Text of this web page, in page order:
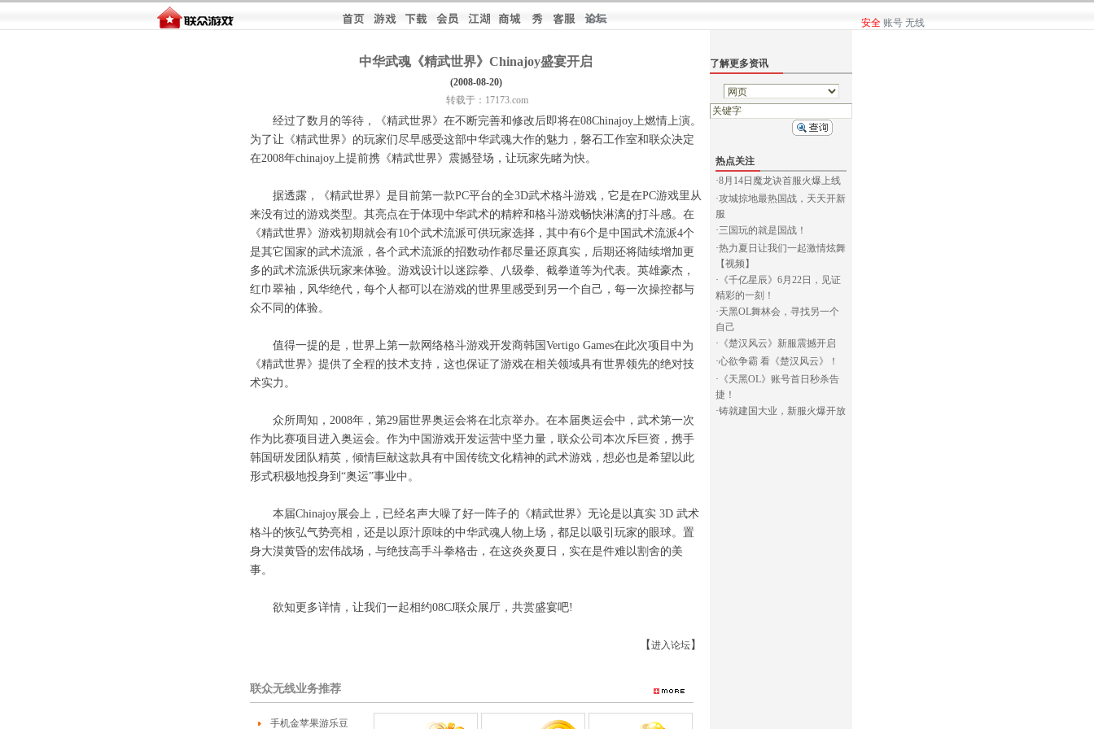
安全 账号 无线
中华武魂《精武世界》Chinajoy盛宴开启
(2008-08-20)
转载于：17173.com
经过了数月的等待，《精武世界》在不断完善和修改后即将在08Chinajoy上燃情上演。
为了让《精武世界》的玩家们尽早感受这部中华武魂大作的魅力，磐石工作室和联众决定
在2008年chinajoy上提前携《精武世界》震撼登场，让玩家先睹为快。
据透露，《精武世界》是目前第一款PC平台的全3D武术格斗游戏，它是在PC游戏里从
来没有过的游戏类型。其亮点在于体现中华武术的精粹和格斗游戏畅快淋漓的打斗感。在
《精武世界》游戏初期就会有10个武术流派可供玩家选择，其中有6个是中国武术流派4个
是其它国家的武术流派，各个武术流派的招数动作都尽量还原真实，后期还将陆续增加更
多的武术流派供玩家来体验。游戏设计以迷踪拳、八级拳、截拳道等为代表。英雄豪杰，
红巾翠袖，风华绝代，每个人都可以在游戏的世界里感受到另一个自己，每一次操控都与
众不同的体验。
值得一提的是，世界上第一款网络格斗游戏开发商韩国Vertigo Games在此次项目中为
《精武世界》提供了全程的技术支持，这也保证了游戏在相关领域具有世界领先的绝对技
术实力。
众所周知，2008年，第29届世界奥运会将在北京举办。在本届奥运会中，武术第一次
作为比赛项目进入奥运会。作为中国游戏开发运营中坚力量，联众公司本次斥巨资，携手
韩国研发团队精英，倾情巨献这款具有中国传统文化精神的武术游戏，想必也是希望以此
形式积极地投身到“奥运”事业中。
本届Chinajoy展会上，已经名声大噪了好一阵子的《精武世界》无论是以真实 3D 武术
格斗的恢弘气势亮相，还是以原汁原味的中华武魂人物上场，都足以吸引玩家的眼球。置
身大漠黄昏的宏伟战场，与绝技高手斗拳格击，在这炎炎夏日，实在是件难以割舍的美
事。
欲知更多详情，让我们一起相约08CJ联众展厅，共赏盛宴吧!
【进入论坛】
联众无线业务推荐
手机金苹果游乐豆
了解更多资讯
热点关注
·8月14日魔龙诀首服火爆上线
·攻城掠地最热国战，天天开新
服
·三国玩的就是国战！
·热力夏日让我们一起激情炫舞
【视频】
· 《千亿星辰》6月22日，见证
精彩的一刻！
·天黑OL舞林会，寻找另一个
自己
· 《楚汉风云》新服震撼开启
·心欲争霸 看《楚汉风云》！
· 《天黑OL》账号首日秒杀告
捷！
·铸就建国大业，新服火爆开放